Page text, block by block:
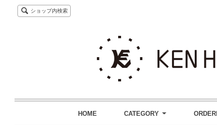
ショップ内検索
HOME CATEGORY